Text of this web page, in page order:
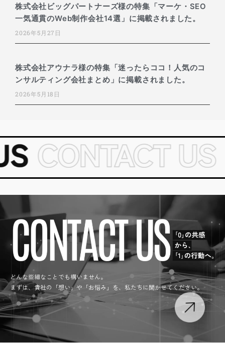
株式会社ビッグパートナーズ様の特集「マーケ・SEO
一気通貫のWeb制作会社14選」に掲載されました。
2026年5月27日
株式会社アウナラ様の特集「迷ったらココ！人気のコ
ンサルティング会社まとめ」に掲載されました。
2026年5月18日
どんな些細なことでも構いません。
まずは、貴社の「想い」や「お悩み」を、私たちに聞かせてください。